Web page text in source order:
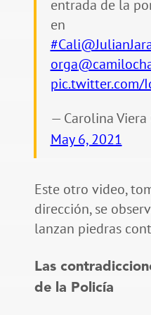
entrada de la
en
#Cali
orga
pic.twitter.com/
— Carolina Viera
May 6, 2021
Este otro video,
dirección, se
lanzan piedras
Las
de la Policía